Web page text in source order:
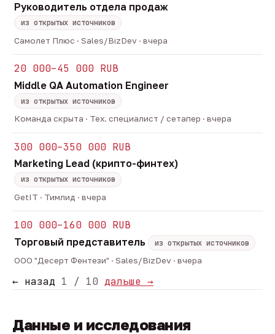
Руководитель отдела продаж
из открытых источников
Самолет Плюс · Sales/BizDev · вчера
20 000–45 000 RUB
Middle QA Automation Engineer
из открытых источников
Команда скрыта · Тех. специалист / сетапер · вчера
300 000–350 000 RUB
Marketing Lead (крипто-финтех)
из открытых источников
GetIT · Тимлид · вчера
100 000–160 000 RUB
Торговый представитель
из открытых источников
ООО "Десерт Фентези" · Sales/BizDev · вчера
← назад 1 / 10 дальше →
Данные и исследования